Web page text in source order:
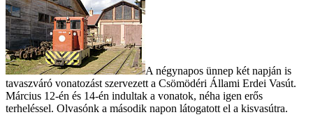
A négynapos ünnep két napján is
tavaszváró vonatozást szervezett a Csömödéri Állami Erdei Vasút.
Március 12-én és 14-én indultak a vonatok, néha igen erős
terheléssel. Olvasónk a második napon látogatott el a kisvasútra.